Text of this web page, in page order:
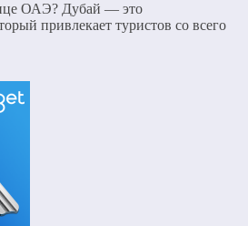
ОАЭ? Дубай — это
привлекает туристов со всего